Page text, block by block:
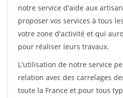
notre service d'aide aux
proposer vos services à tous
votre zone d'activité et qui
pour réaliser leurs travaux.
L'utilisation de notre service
relation avec des carrelages
toute la France et pour tous